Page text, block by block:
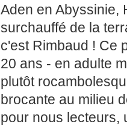
Aden en Abyssinie,
surchauffé de la
c'est Rimbaud ! Ce
20 ans - en adulte
plutôt
brocante au milieu
pour nous lecteurs,